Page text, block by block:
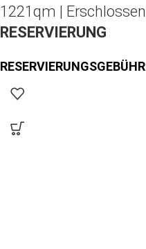
1221qm |
RESERVIERUNG